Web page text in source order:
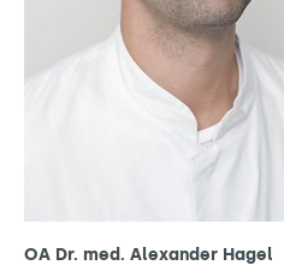
OA Dr. med. Alexander Hagel